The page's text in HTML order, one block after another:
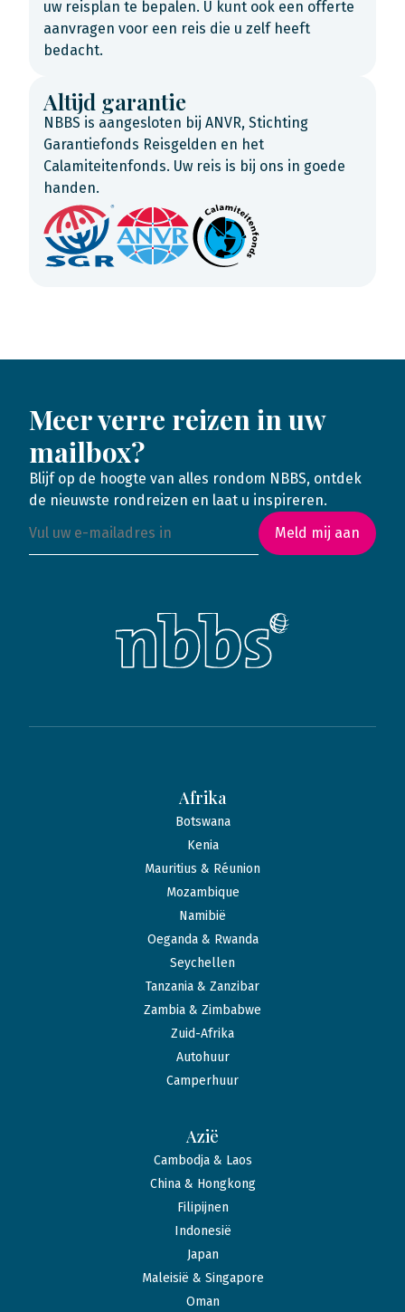
uw reisplan te bepalen. U kunt ook een offerte
aanvragen voor een reis die u zelf heeft
bedacht.
Altijd garantie
NBBS is aangesloten bij ANVR, Stichting
Garantiefonds Reisgelden en het
Calamiteitenfonds. Uw reis is bij ons in goede
handen.
Meer verre reizen in uw
mailbox?
Blijf op de hoogte van alles rondom NBBS, ontdek
de nieuwste rondreizen en laat u inspireren.
Meld mij aan
Afrika
Botswana
Kenia
Mauritius & Réunion
Mozambique
Namibië
Oeganda & Rwanda
Seychellen
Tanzania & Zanzibar
Zambia & Zimbabwe
Zuid-Afrika
Autohuur
Camperhuur
Azië
Cambodja & Laos
China & Hongkong
Filipijnen
Indonesië
Japan
Maleisië & Singapore
Oman